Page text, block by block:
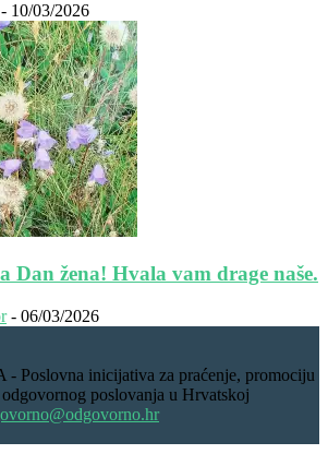
- 10/03/2026
Dan žena! Hvala vam drage naše.
- 06/03/2026
Poslovna inicijativa za praćenje, promociju
poslovanja u Hrvatskoj